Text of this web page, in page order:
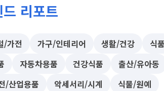
리포트
/가전 가구/인테리어 생활/건강
식품
자동차용품 건강식품
출산/유아동
/산업용품 악세서리/시계
식물/원예